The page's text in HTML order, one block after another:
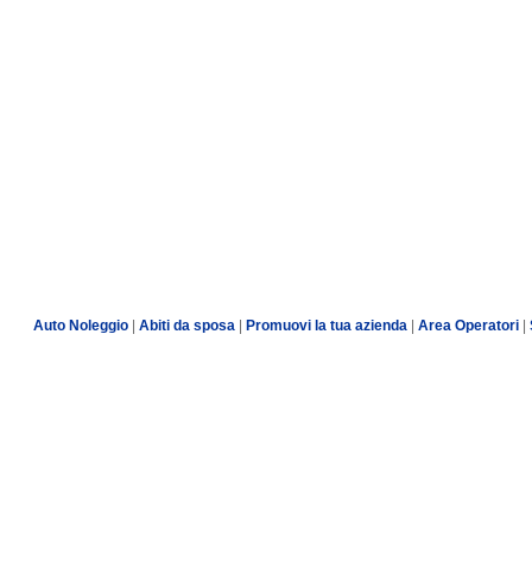
Auto Noleggio Abiti da sposa Promuovi la tua azienda Area Operatori